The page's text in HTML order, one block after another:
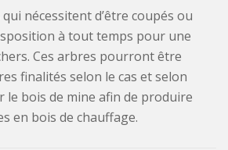
nécessitent d’être coupés ou
à tout temps pour une
Ces arbres pourront être
finalités selon le cas et selon
bois de mine afin de produire
en bois de chauffage.